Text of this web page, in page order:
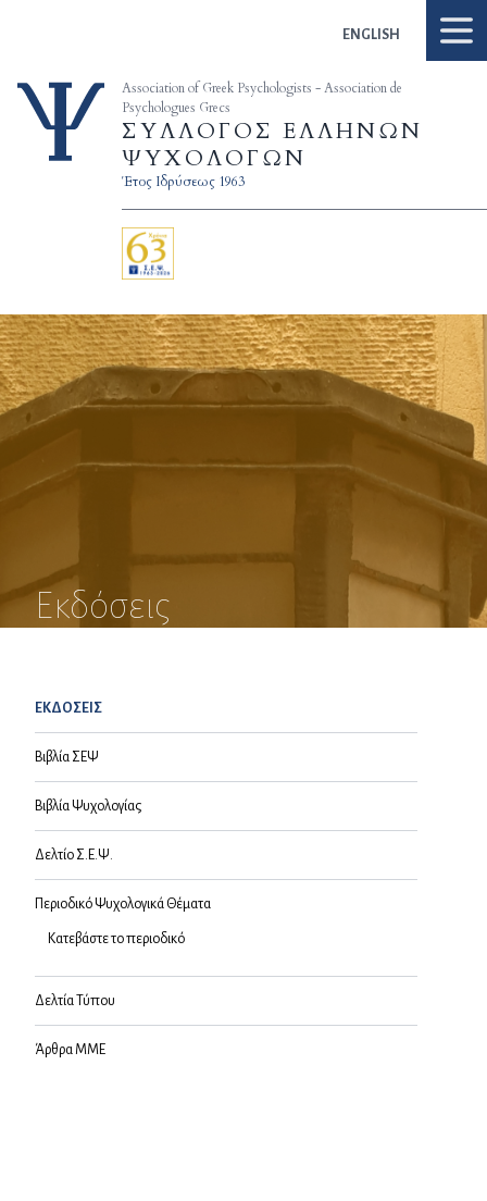
ENGLISH
Association of Greek Psychologists - Association de
Psychologues Grecs
ΣΥΛΛΟΓΟΣ ΕΛΛΗΝΩΝ
ΨΥΧΟΛΟΓΩΝ
Έτος Ιδρύσεως 1963
Εκδόσεις
ΕΚΔΟΣΕΙΣ
Βιβλία ΣΕΨ
Βιβλία Ψυχολογίας
Δελτίο Σ.Ε.Ψ.
Περιοδικό Ψυχολογικά Θέματα
Κατεβάστε το περιοδικό
Δελτία Τύπου
Άρθρα ΜΜΕ